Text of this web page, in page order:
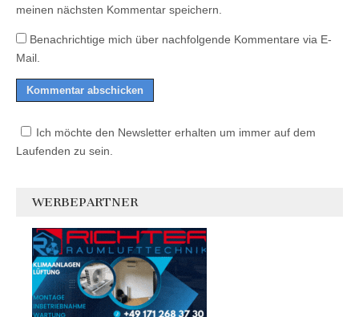
meinen nächsten Kommentar speichern.
Benachrichtige mich über nachfolgende Kommentare via E-
Mail.
Ich möchte den Newsletter erhalten um immer auf dem
Laufenden zu sein.
WERBEPARTNER